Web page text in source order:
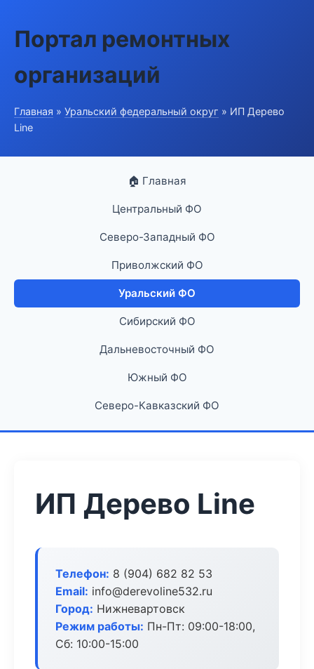
Портал ремонтных
организаций
Главная » Уральский федеральный округ » ИП Дерево
Line
🏠 Главная
Центральный ФО
Северо-Западный ФО
Приволжский ФО
Уральский ФО
Сибирский ФО
Дальневосточный ФО
Южный ФО
Северо-Кавказский ФО
ИП Дерево Line
Телефон: 8 (904) 682 82 53
Email: info@derevoline532.ru
Город: Нижневартовск
Режим работы: Пн-Пт: 09:00-18:00,
Сб: 10:00-15:00